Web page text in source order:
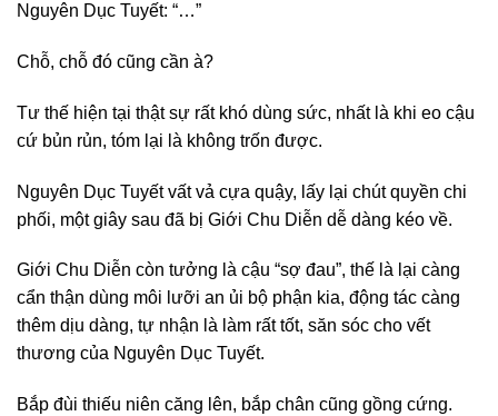
Nguyên Dục Tuyết: “…”
Chỗ, chỗ đó cũng cần à?
Tư thế hiện tại thật sự rất khó dùng sức, nhất là khi eo cậu
cứ bủn rủn, tóm lại là không trốn được.
Nguyên Dục Tuyết vất vả cựa quậy, lấy lại chút quyền chi
phối, một giây sau đã bị Giới Chu Diễn dễ dàng kéo về.
Giới Chu Diễn còn tưởng là cậu “sợ đau”, thế là lại càng
cẩn thận dùng môi lưỡi an ủi bộ phận kia, động tác càng
thêm dịu dàng, tự nhận là làm rất tốt, săn sóc cho vết
thương của Nguyên Dục Tuyết.
Bắp đùi thiếu niên căng lên, bắp chân cũng gồng cứng.